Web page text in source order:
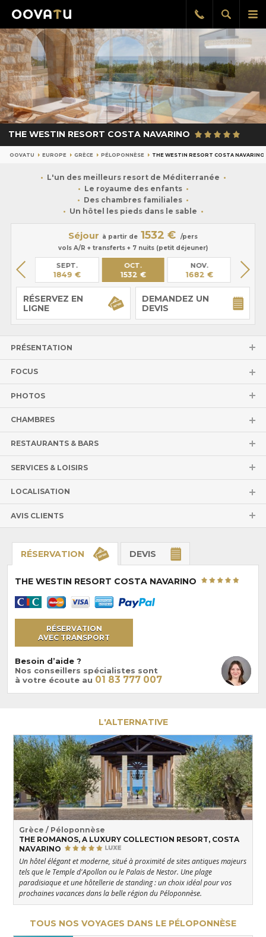
le
Afficher
la
Rappel
gratuit
THE WESTIN RESORT COSTA NAVARINO
OOVATU EUROPE GRÈCE PÉLOPONNÈSE THE WESTIN RESORT COSTA NAVARINO
L'un des meilleurs resort de Méditerranée
Le royaume des enfants
Des chambres familiales
Un hôtel les pieds dans le sable
Séjour à partir de 1532 €
/pers
vols A/R + transferts + 7 nuits (petit déjeuner)
SEPT.
1849 €
OCT.
1532 €
NOV.
1682 €
Sur
RÉSERVEZ EN
LIGNE
DEMANDEZ UN
DEVIS
PRÉSENTATION
FOCUS
PHOTOS
CHAMBRES
RESTAURANTS & BARS
SERVICES & LOISIRS
LOCALISATION
AVIS CLIENTS
RÉSERVATION DEVIS
THE WESTIN RESORT COSTA NAVARINO
RÉSERVATION
AVEC TRANSPORT
Besoin d’aide ?
Nos conseillers spécialistes sont
à votre écoute au 01 83 777 007
L'ALTERNATIVE
Grèce / Péloponnèse
THE ROMANOS, A LUXURY COLLECTION RESORT, COSTA
NAVARINO
Un hôtel élégant et moderne, situé à proximité de sites antiques majeurs
tels que le Temple d'Apollon ou le Palais de Nestor. Une plage
paradisiaque et une hôtellerie de standing : un choix idéal pour vos
prochaines vacances dans la belle région du Péloponnèse.
TOUS NOS VOYAGES DANS LE PÉLOPONNÈSE